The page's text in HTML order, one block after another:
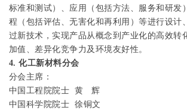
标准和测试）、应用（包括方法、服务和研发
程（包括评估、无害化和再利用）等进行设计
过新技术，实现产品从概念到产业化的高效转
加值、差异化竞争力及环境友好性。
4.化工新材料分会
分会主席：
中国工程院院士
黄
辉
中国科学院院士
徐铜文